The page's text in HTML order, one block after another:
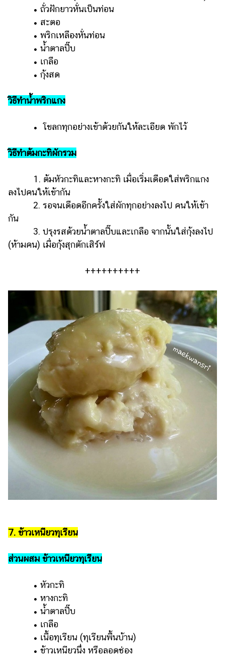
• ถั่วฝักยาวหั่นเป็นท่อน
• สะตอ
• พริกเหลืองหั่นท่อน
• น้ำตาลปี๊บ
• เกลือ
• กุ้งสด
วิธีทำน้ำพริกแกง
• โขลกทุกอย่างเข้าด้วยกันให้ละเอียด พักไว้
วิธีทำต้มกะทิผักรวม
1. ต้มหัวกะทิและหางกะทิ เมื่อเริ่มเดือดใส่พริกแกง
ลงไปคนให้เข้ากัน
2. รอจนเดือดอีกครั้งใส่ผักทุกอย่างลงไป คนให้เข้า
กัน
3. ปรุงรสด้วยน้ำตาลปี๊บและเกลือ จากนั้นใส่กุ้งลงไป
(ห้ามคน) เมื่อกุ้งสุกตักเสิร์ฟ
++++++++++
7. ข้าวเหนียวทุเรียน
ส่วนผสม ข้าวเหนียวทุเรียน
• หัวกะทิ
• หางกะทิ
• น้ำตาลปี๊บ
• เกลือ
• เนื้อทุเรียน (ทุเรียนพื้นบ้าน)
• ข้าวเหนียวนึ่ง หรือลอดช่อง